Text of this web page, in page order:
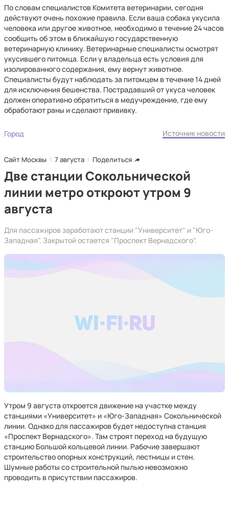
По словам специалистов Комитета ветеринарии, сегодня
действуют очень похожие правила. Если ваша собака укусила
человека или другое животное, необходимо в течение 24 часов
сообщить об этом в ближайшую государственную
ветеринарную клинику. Ветеринарные специалисты осмотрят
укусившего питомца. Если у владельца есть условия для
изолированного содержания, ему вернут животное.
Специалисты будут наблюдать за питомцем в течение 14 дней
для исключения бешенства. Пострадавший от укуса человек
должен оперативно обратиться в медучреждение, где ему
обработают раны и сделают прививку.
Город Источник новости
Сайт Москвы 7 августа Поделиться
Две станции Сокольнической
линии метро откроют утром 9
августа
Для пассажиров заработают станции "Университет" и "Юго-
Западная". Закрытой остается "Проспект Вернадского".
Утром 9 августа откроется движение на участке между
станциями «Университет» и «Юго-Западная» Сокольнической
линии. Однако для пассажиров будет недоступна станция
«Проспект Вернадского». Там строят переход на будущую
станцию Большой кольцевой линии. Рабочие завершают
строительство опорных конструкций, лестницы и стен.
Шумные работы со строительной пылью невозможно
проводить в присутствии пассажиров.